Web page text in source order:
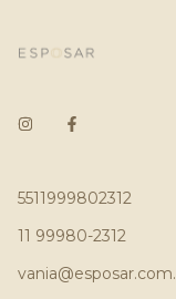
5511999802312
11 99980-2312